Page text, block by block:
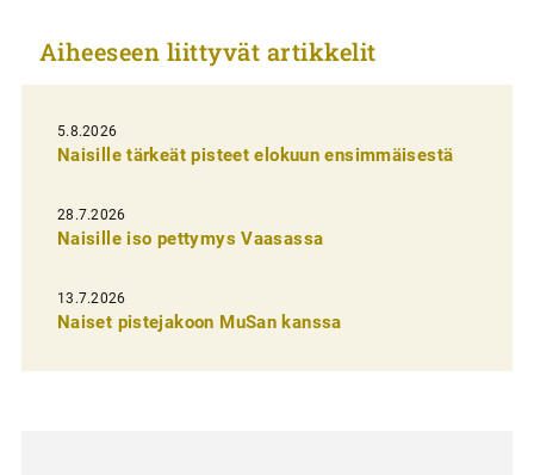
k
e
l
i
e
n
e
Aiheeseen liittyvät artikkelit
5.8.2026
Naisille tärkeät pisteet elokuun ensimmäisestä
28.7.2026
Naisille iso pettymys Vaasassa
13.7.2026
Naiset pistejakoon MuSan kanssa